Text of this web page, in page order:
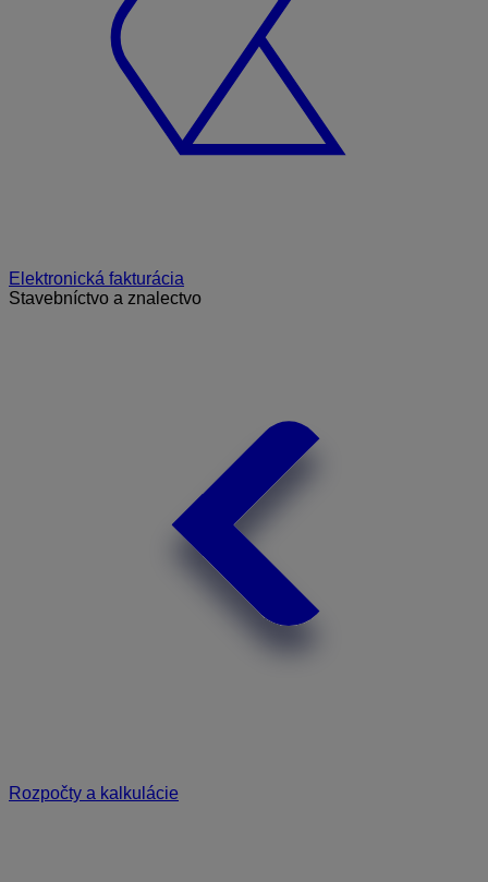
Elektronická fakturácia
Stavebníctvo a znalectvo
Rozpočty a kalkulácie